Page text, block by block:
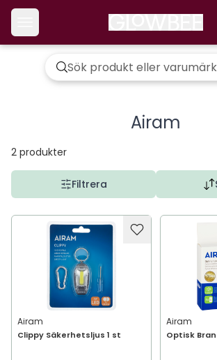
Airam
2 produkter
Filtrera
Airam
Clippy Säkerhetsljus 1 st
Airam
Optisk